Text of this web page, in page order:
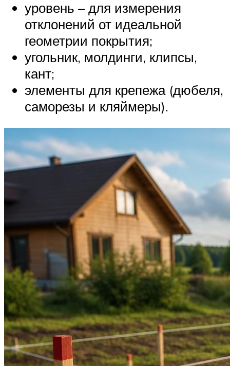
уровень – для измерения
отклонений от идеальной
геометрии покрытия;
угольник, молдинги, клипсы,
кант;
элементы для крепежа (дюбеля,
саморезы и кляймеры).